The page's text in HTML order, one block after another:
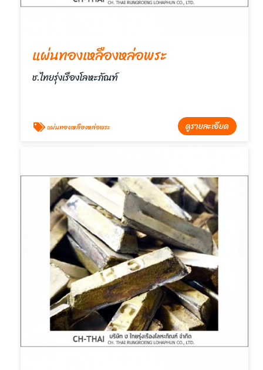
แผ่นทองเหลืองหล่อพระ
ช.ไทยรุ่งเรืองโลหะภัณฑ์
แผ่นทองเหลืองหล่อพระ ดูรายละเอียด